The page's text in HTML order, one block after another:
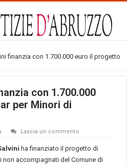
finanzia con 1.700.000 euro il progetto
con 1.700.000
per Minori di
Lascia un commento
ha finanziato il progetto di
non accompagnati del Comune di